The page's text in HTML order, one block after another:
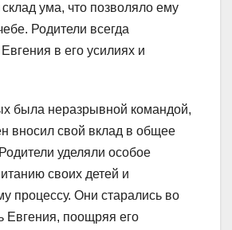
ума, что позволяло ему
Родители всегда
в его усилиях и
была неразрывной командой,
вносил свой вклад в общее
уделяли особое
своих детей и
процессу. Они старались во
Евгения, поощряя его